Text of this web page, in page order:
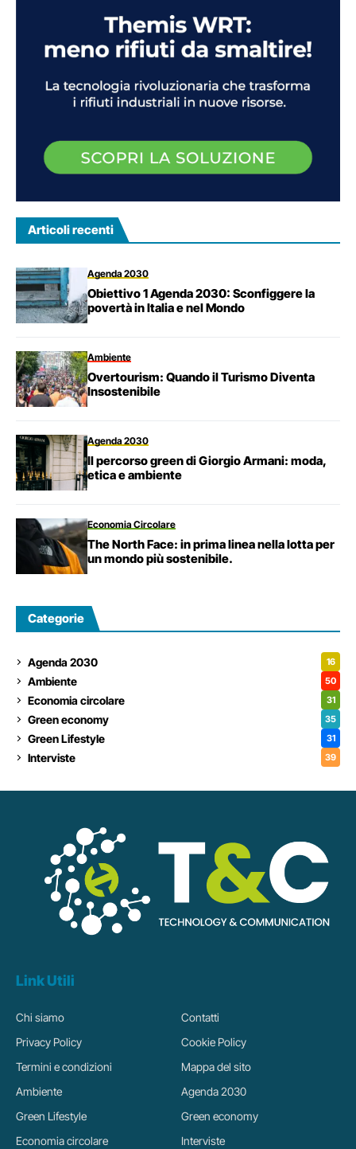
Articoli recenti
Agenda 2030
Obiettivo 1 Agenda 2030: Sconfiggere la
povertà in Italia e nel Mondo
Ambiente
Overtourism: Quando il Turismo Diventa
Insostenibile
Agenda 2030
Il percorso green di Giorgio Armani: moda,
etica e ambiente
Economia Circolare
The North Face: in prima linea nella lotta per
un mondo più sostenibile.
Categorie
Agenda 2030 16
Ambiente 50
Economia circolare 31
Green economy 35
Green Lifestyle 31
Interviste 39
Link Utili
Chi siamo
Contatti
Privacy Policy
Cookie Policy
Termini e condizioni
Mappa del sito
Ambiente
Agenda 2030
Green Lifestyle
Green economy
Economia circolare
Interviste